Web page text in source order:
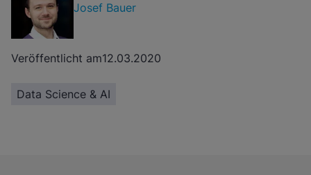
Josef Bauer
Veröffentlicht am12.03.2020
Data Science & AI